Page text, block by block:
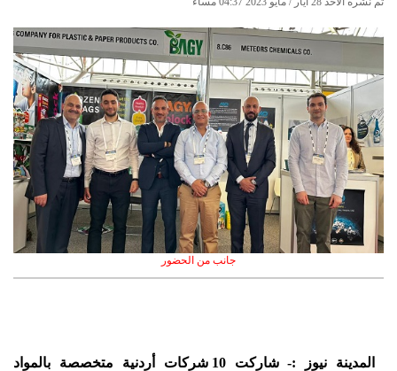
جانب من الحضور
المدينة نيوز :- شاركت 10 شركات أردنية متخصصة بالمواد